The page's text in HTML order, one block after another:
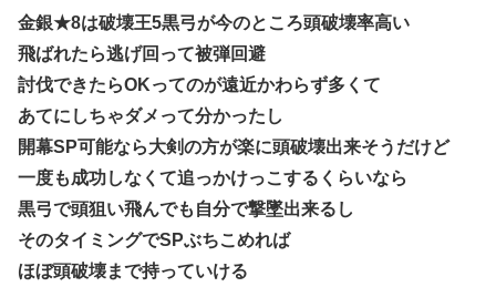
金銀★8は破壊王5黒弓が今のところ頭破壊率高い
飛ばれたら逃げ回って被弾回避
討伐できたらOKってのが遠近かわらず多くて
あてにしちゃダメって分かったし
開幕SP可能なら大剣の方が楽に頭破壊出来そうだけど
一度も成功しなくて追っかけっこするくらいなら
黒弓で頭狙い飛んでも自分で撃墜出来るし
そのタイミングでSPぶちこめれば
ほぼ頭破壊まで持っていける